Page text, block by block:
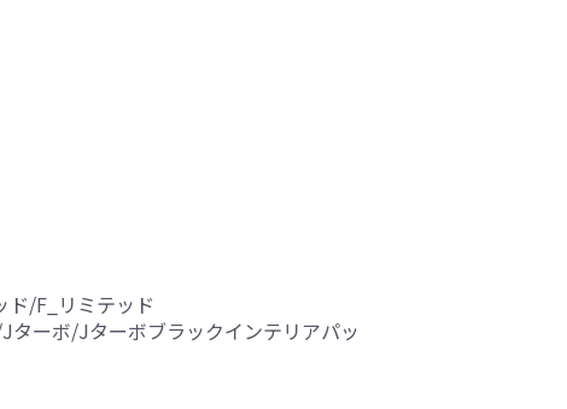
/F_リミテッド
ーボ/Jターボブラックインテリアパッ